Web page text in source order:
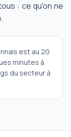
: ce qu'on ne
est au 20
minutes à
du secteur à